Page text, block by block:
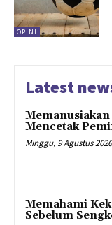
OPINI
Latest
Mencetak
Minggu, 9 Agustus 2026
Memahami
Sebelum